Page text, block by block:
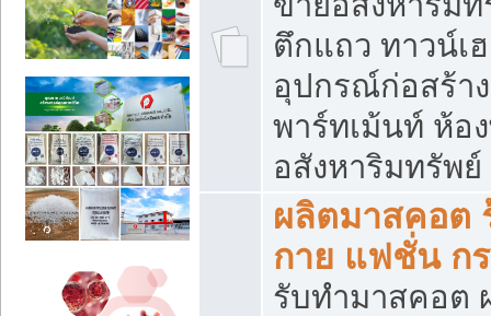
ตึกแถว ทาวน์เ
อุปกรณ์ก่อสร้า
พาร์ทเม้นท์ ห้อ
อสังหาริมทรัพ
ผลิตมาสคอต
กาย แฟชั่น กร
รับทำมาสคอต